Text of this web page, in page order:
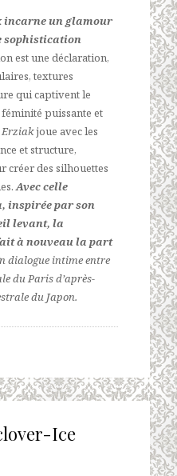
incarne un glamour
sophistication
est une déclaration,
textures
qui captivent le
puissante et
Erziakjoue avec les
et structure,
créer des silhouettes
Avec celle
inspirée par son
levant, la
à nouveau la part
dialogue intime entre
du Paris d’après-
du Japon.
Ice